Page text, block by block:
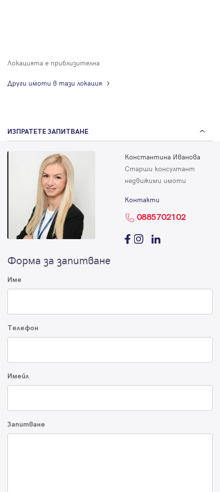
Локацията е приблизителна
Други имоти в тази локация
ИЗПРАТЕТЕ ЗАПИТВАНЕ
Константина Иванова
Старши консултант
недвижими имоти
Контакти
0885702102
Форма за запитване
Име
Телефон
Имейл
Запитване